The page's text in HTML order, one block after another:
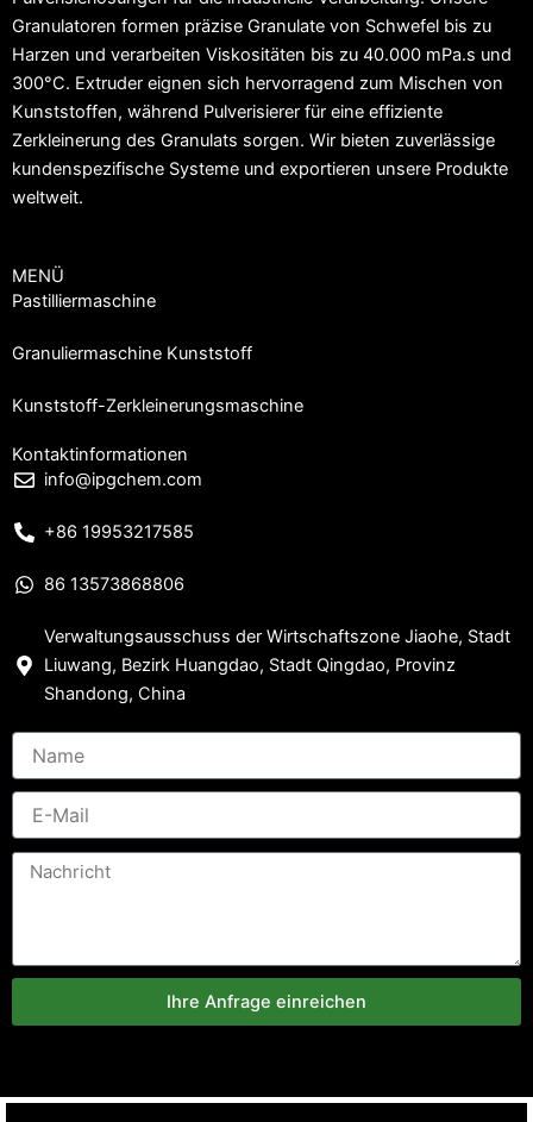
Granulatoren formen präzise Granulate von Schwefel bis zu
Harzen und verarbeiten Viskositäten bis zu 40.000 mPa.s und
300°C. Extruder eignen sich hervorragend zum Mischen von
Kunststoffen, während Pulverisierer für eine effiziente
Zerkleinerung des Granulats sorgen. Wir bieten zuverlässige
kundenspezifische Systeme und exportieren unsere Produkte
weltweit.
MENÜ
Pastilliermaschine
Granuliermaschine Kunststoff
Kunststoff-Zerkleinerungsmaschine
Kontaktinformationen
info@ipgchem.com
+86 19953217585
86 13573868806
Verwaltungsausschuss der Wirtschaftszone Jiaohe, Stadt
Liuwang, Bezirk Huangdao, Stadt Qingdao, Provinz
Shandong, China
Ihre Anfrage einreichen